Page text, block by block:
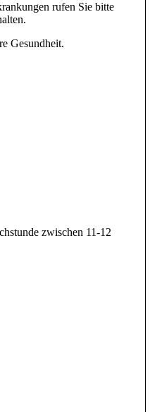
rufen Sie bitte
Gesundheit.
zwischen 11-12